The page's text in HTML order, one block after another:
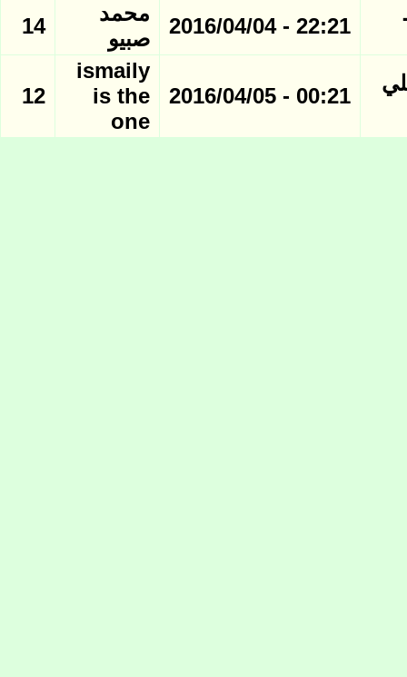
22:21 - 2016/04/04
محمد
صبيو
14
00:21 - 2016/04/05
ismaily
is the
one
12